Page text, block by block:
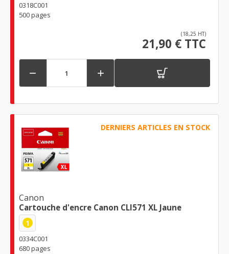
0318C001
500 pages
(18,25 HT)
21,90 € TTC
 
DERNIERS ARTICLES EN STOCK
Canon
Cartouche d'encre Canon CLI571 XL Jaune
1
0334C001
680 pages